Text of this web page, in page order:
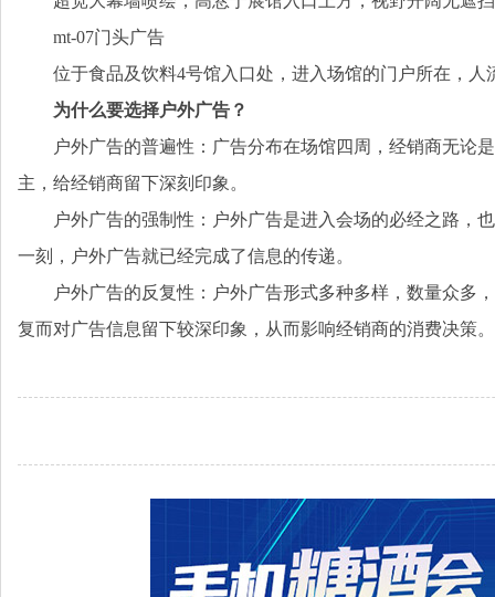
mt-07门头广告
位于食品及饮料4号馆入口处，进入场馆的门户所在，人
为什么要选择户外广告？
户外广告的普遍性：广告分布在场馆四周，经销商无论
主，给经销商留下深刻印象。
户外广告的强制性：户外广告是进入会场的必经之路，
一刻，户外广告就已经完成了信息的传递。
户外广告的反复性：户外广告形式多种多样，数量众多
复而对广告信息留下较深印象，从而影响经销商的消费决策